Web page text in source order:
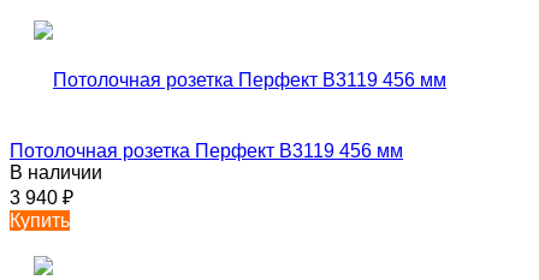
Потолочная розетка Перфект B3119 456 мм
В наличии
3 940 ₽
Купить